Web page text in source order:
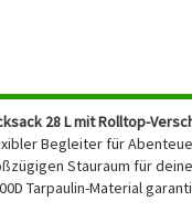
28 L mit Rolltop-
Begleiter für
Stauraum für
Tarpaulin-Material